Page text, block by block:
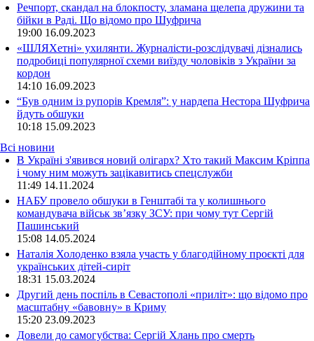
Речпорт, скандал на блокпосту, зламана щелепа дружини та
бійки в Раді. Що відомо про Шуфрича
19:00 16.09.2023
«ШЛЯХетні» ухилянти. Журналісти-розслідувачі дізнались
подробиці популярної схеми виїзду чоловіків з України за
кордон
14:10 16.09.2023
“Був одним із рупорів Кремля”: у нардепа Нестора Шуфрича
йдуть обшуки
10:18 15.09.2023
Всі новини
В Україні з'явився новий олігарх? Хто такий Максим Кріппа
і чому ним можуть зацікавитись спецслужби
11:49 14.11.2024
НАБУ провело обшуки в Генштабі та у колишнього
командувача військ зв’язку ЗСУ: при чому тут Сергій
Пашинський
15:08 14.05.2024
Наталія Холоденко взяла участь у благодійному проєкті для
українських дітей-сиріт
18:31 15.03.2024
Другий день поспіль в Севастополі «приліт»: що відомо про
масштабну «бавовну» в Криму
15:20 23.09.2023
Довели до самогубства: Сергій Хлань про смерть